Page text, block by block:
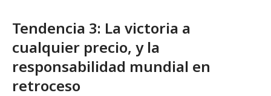
Tendencia 3: La victoria a
cualquier precio, y la
responsabilidad mundial en
retroceso